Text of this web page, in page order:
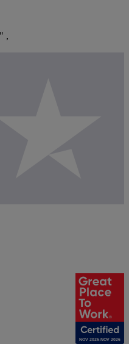
,
NOV 2025-NOV 2026